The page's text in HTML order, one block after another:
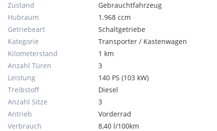
Zustand
Gebrauchtfahrzeug
Hubraum
1.968 ccm
Getriebeart
Schaltgetriebe
Kategorie
Transporter / Kastenwagen
Kilometerstand
1 km
Anzahl Türen
3
Leistung
140 PS (103 kW)
Treibstoff
Diesel
Anzahl Sitze
3
Antrieb
Vorderrad
Verbrauch
8,40 l/100km